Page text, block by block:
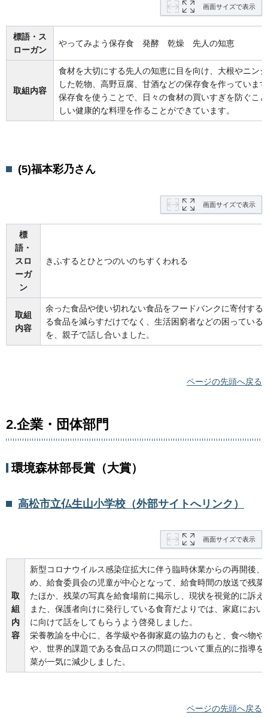
画面サイズで表示
標語・ス
ローガン
やってみよう保存食 発酵 乾燥 先人の知恵
取組内容
食材を大切にする先人の知恵に目を向け、大根やニン
した乾物、高野豆腐、甘酒などの保存食を作っていま
保存食を使うことで、日々の食材の買いすぎを防ぐこ
しい健康的な料理を作ることができています。
(5)福本彩乃さん
画面サイズで表示
標
語・
スロ
ーガ
ン
きふするとひとつのいのちすくわれる
取組
内容
余った食品や使い切れない食品をフードバンクに寄付する
る食品を減らすだけでなく、生活困窮者などの困っている
を、親子で話し合いました。
ページの先頭へ戻る
2.企業・団体部門
環境森林部長賞（大賞）
高松市立仏生山小学校（外部サイトへリンク）
画面サイズで表示
取
組
内
容
新型コロナウイルス感染症拡大に伴う臨時休業からの再開後
め、給食委員会の児童が中心となって、給食時間の放送で残
たほか、残菜の写真を給食場前に掲示し、現状を視覚的に訴え
また、保護者向けに発行している食育だよりでは、家庭にお
に向けて話をしてもらうよう啓発しました。
栄養教諭を中心に、各学級や各御家庭の協力のもと、食べ物
や、世界的課題である食品ロスの問題について重点的に指導
菜が一気に減少しました。
ページの先頭へ戻る